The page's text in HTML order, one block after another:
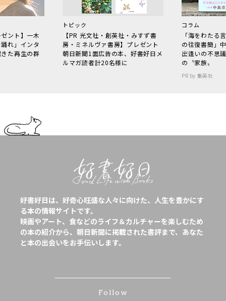
ント】一木
れ」インタ
た再生の群
トピック
【PR 光文社・創英社・みすず書
房・ミネルヴァ書房】プレゼント
朝日新聞1面広告の本、好書好日メ
ルマガ読者計20名様に
コラム
「海をわた
の往復書簡」
出逢いの不思
の〝家族〟
PR by 集英社
好書好日は、好奇心旺盛な人々に向けた、人生を豊かにす
る本の情報サイトです。
映画やアート、食などのライフ＆カルチャーを楽しむため
の本の紹介から、朝日新聞に掲載された書評まで、あなた
と本の出会いをお手伝いします。
Follow